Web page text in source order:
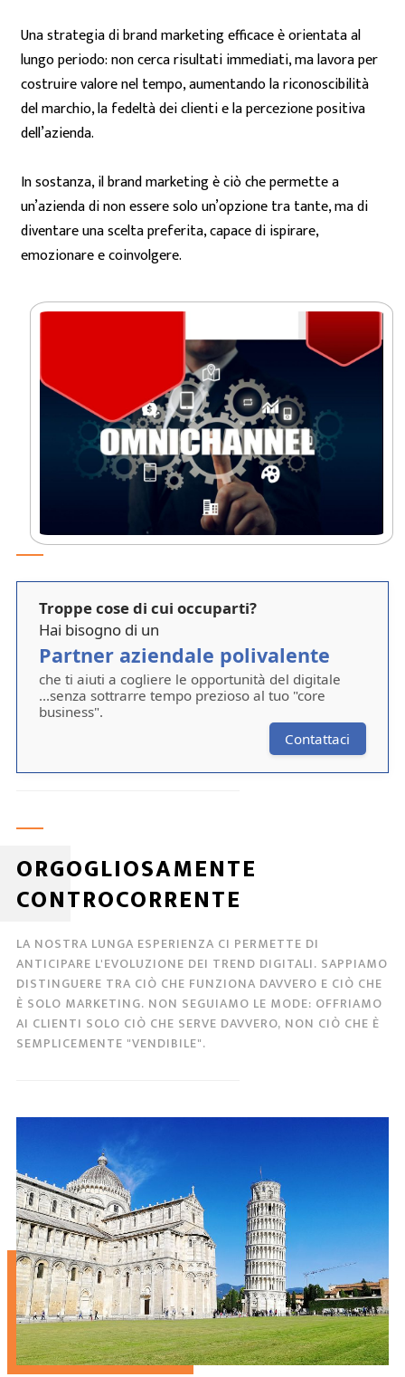
Una strategia di brand marketing efficace è orientata al
lungo periodo: non cerca risultati immediati, ma lavora per
costruire valore nel tempo, aumentando la riconoscibilità
del marchio, la fedeltà dei clienti e la percezione positiva
dell’azienda.
In sostanza, il brand marketing è ciò che permette a
un’azienda di non essere solo un’opzione tra tante, ma di
diventare una scelta preferita, capace di ispirare,
emozionare e coinvolgere.
Troppe cose di cui occuparti?
Hai bisogno di un
Partner aziendale polivalente
che ti aiuti a cogliere le opportunità del digitale
...senza sottrarre tempo prezioso al tuo "core
business".
Contattaci
ORGOGLIOSAMENTE
CONTROCORRENTE
LA NOSTRA LUNGA ESPERIENZA CI PERMETTE DI
ANTICIPARE L'EVOLUZIONE DEI TREND DIGITALI. SAPPIAMO
DISTINGUERE TRA CIÒ CHE FUNZIONA DAVVERO E CIÒ CHE
È SOLO MARKETING. NON SEGUIAMO LE MODE: OFFRIAMO
AI CLIENTI SOLO CIÒ CHE SERVE DAVVERO, NON CIÒ CHE È
SEMPLICEMENTE "VENDIBILE".